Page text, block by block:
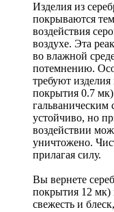
Изделия из
покрываются
воздействия
воздухе. Эта
во влажной
потемнению.
требуют
покрытия 0.7
гальваническим
устойчиво, но
воздействии
уничтожено.
прилагая силу.
Вы вернете
покрытия 12 мк)
свежесть и